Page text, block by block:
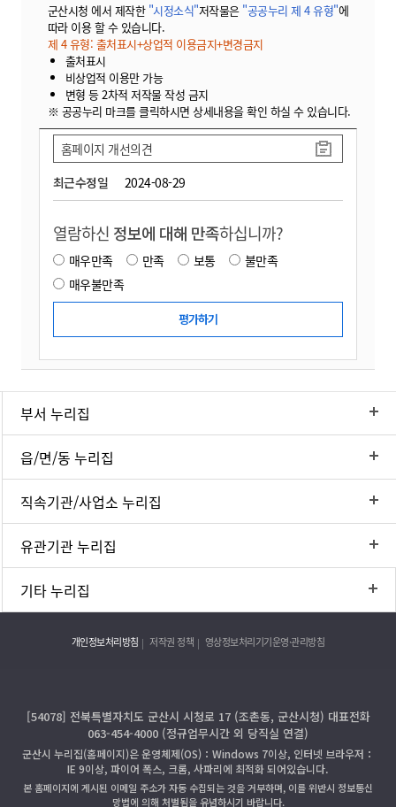
군산시청 에서 제작한 "시정소식"저작물은 "공공누리 제 4 유형"에
따라 이용 할 수 있습니다.
제 4 유형: 출처표시+상업적 이용금지+변경금지
출처표시
비상업적 이용만 가능
변형 등 2차적 저작물 작성 금지
※ 공공누리 마크를 클릭하시면 상세내용을 확인 하실 수 있습니다.
최근수정일 2024-08-29
홈페이지 개선의견
열람하신 정보에 대해 만족하십니까?
매우만족 만족 보통
불만족
매우불만족
부서 누리집
읍/면/동 누리집
직속기관/사업소 누리집
유관기관 누리집
기타 누리집
개인정보처리방침 저작권 정책 영상정보처리기기운영·관리방침
[54078] 전북특별자치도 군산시 시청로 17 (조촌동, 군산시청) 대표전화
063-454-4000 (정규업무시간 외 당직실 연결)
군산시 누리집(홈페이지)은 운영체제(OS)：Windows 7이상, 인터넷 브라우저：
IE 9이상, 파이어 폭스, 크롬, 사파리에 최적화 되어있습니다.
본 홈페이지에 게시된 이메일 주소가 자동 수집되는 것을 거부하며, 이를 위반시 정보통신
망법에 의해 처벌됨을 유념하시기 바랍니다.